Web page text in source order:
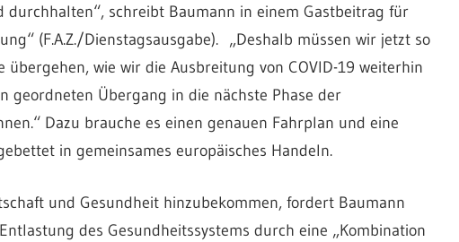
durchhalten“, schreibt Baumann in einem Gastbeitrag für
(F.A.Z./Dienstagsausgabe). „Deshalb müssen wir jetzt so
wie wir die Ausbreitung von COVID-19 weiterhin
geordneten Übergang in die nächste Phase der
Dazu brauche es einen genauen Fahrplan und eine
in gemeinsames europäisches Handeln.
und Gesundheit hinzubekommen, fordert Baumann
des Gesundheitssystems durch eine „Kombination